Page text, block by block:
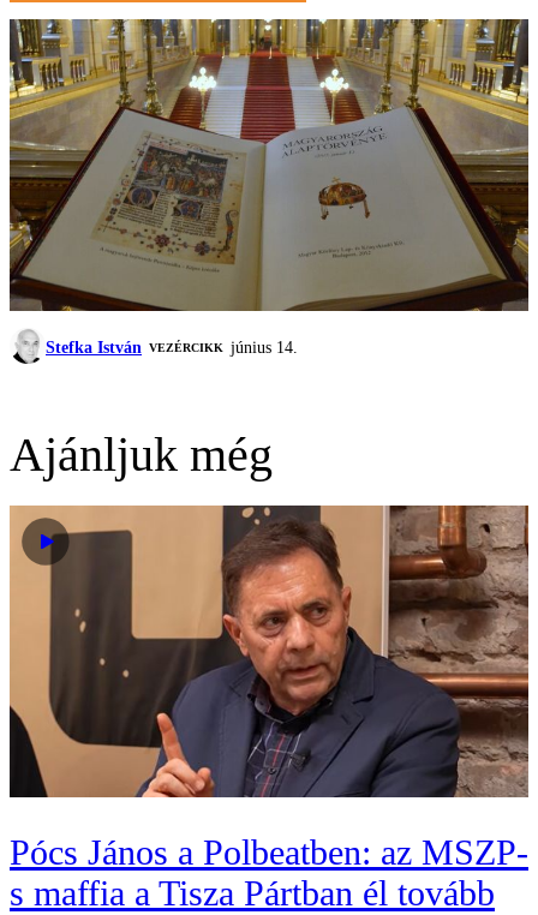
Stefka István VEZÉRCIKK június 14.
Ajánljuk még
Pócs János a Polbeatben: az MSZP-
s maffia a Tisza Pártban él tovább